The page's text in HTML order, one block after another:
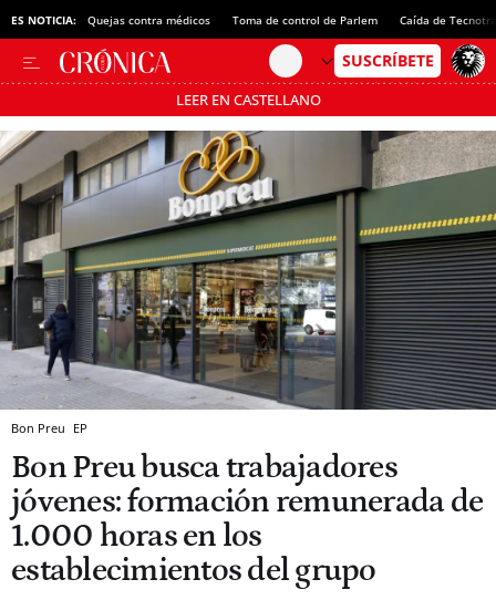
ES NOTICIA: Quejas contra médicos Toma de control de Parlem Caída de
LEER EN CASTELLANO
Pásate al MODO AHORRO
Bon Preu EP
Bon Preu busca trabajadores
jóvenes: formación remunerada de
1.000 horas en los
establecimientos del grupo